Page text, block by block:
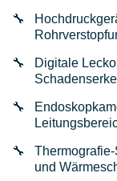
Digitale
und